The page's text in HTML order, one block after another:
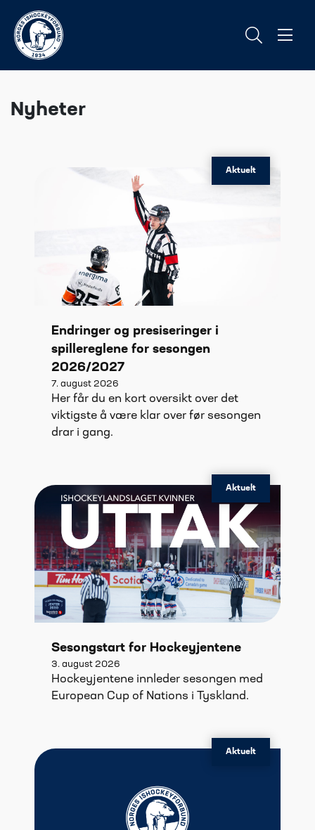
Nyheter
Aktuelt
Endringer og presiseringer i
spillereglene for sesongen
2026/2027
7. august 2026
Her får du en kort oversikt over det
viktigste å være klar over før sesongen
drar i gang.
Aktuelt
Sesongstart for Hockeyjentene
3. august 2026
Hockeyjentene innleder sesongen med
European Cup of Nations i Tyskland.
Aktuelt